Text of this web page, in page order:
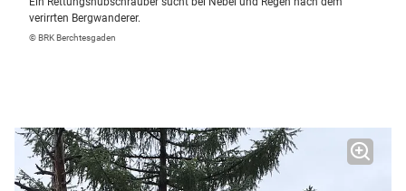
verirrten Bergwanderer.
© BRK Berchtesgaden